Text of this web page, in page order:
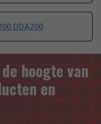
DDA200
hoogte van
en